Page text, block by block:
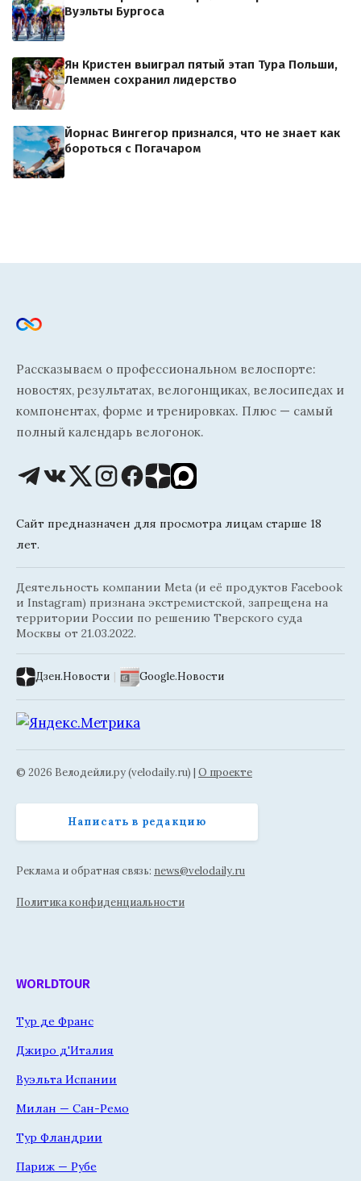
Вуэльты Бургоса
Ян Кристен выиграл пятый этап Тура Польши,
Леммен сохранил лидерство
Йорнас Вингегор признался, что не знает как
бороться с Погачаром
Рассказываем о профессиональном велоспорте:
новостях, результатах, велогонщиках, велосипедах и
компонентах, форме и тренировках. Плюс — самый
полный календарь велогонок.
Сайт предназначен для просмотра лицам старше 18
лет.
Деятельность компании Meta (и её продуктов Facebook
и Instagram) признана экстремистской, запрещена на
территории России по решению Тверского суда
Москвы от 21.03.2022.
Дзен.Новости | Google.Новости
© 2026 Велодейли.ру (velodaily.ru) | О проекте
Написать в редакцию
Реклама и обратная связь: news@velodaily.ru
Политика конфиденциальности
WORLDTOUR
Тур де Франс
Джиро д'Италия
Вуэльта Испании
Милан — Сан-Ремо
Тур Фландрии
Париж — Рубе